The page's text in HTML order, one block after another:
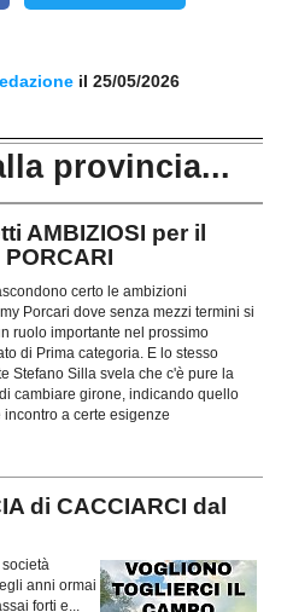
il 25/05/2026
provincia...
AMBIZIOSI per il
certo le ambizioni
Porcari dove senza mezzi termini si
ruolo importante nel prossimo
di Prima categoria. E lo stesso
Stefano Silla svela che c'è pure la
cambiare girone, indicando quello
a certe esigenze
di CACCIARCI dal
anni ormai
forti e...